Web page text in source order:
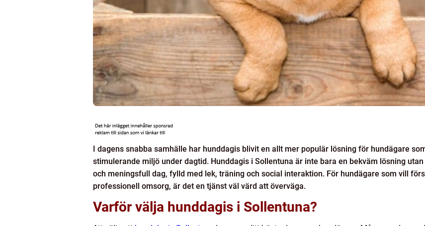
I dagens snabba samhälle har hunddagis blivit en allt mer populär lösning för hundägare
stimulerande miljö under dagtid. Hunddagis i Sollentuna är inte bara en bekväm lösning
och meningsfull dag, fylld med lek, träning och social interaktion. För hundägare som vill
professionell omsorg, är det en tjänst väl värd att överväga.
Varför välja hunddagis i Sollentuna?